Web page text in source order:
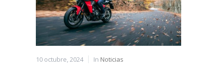
10 octubre, 2024 In Noticias